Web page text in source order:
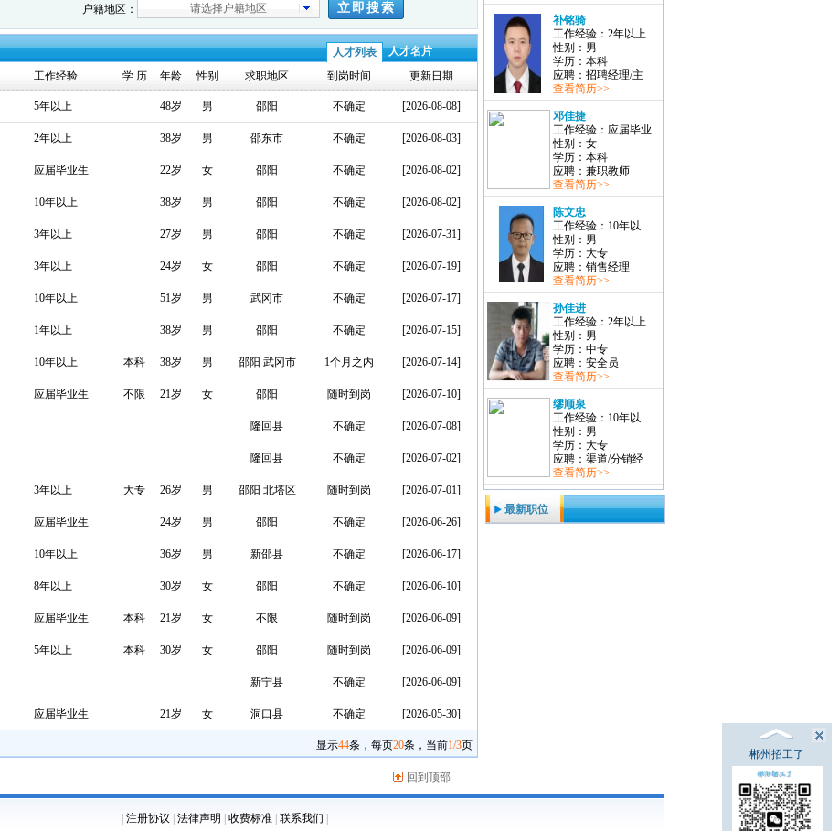
户籍地区：
人才列表
人才名片
工作经验 学 历 年龄 性别 求职地区 到岗时间 更新日期
5年以上 48岁 男 邵阳 不确定 [2026-08-08]
2年以上 38岁 男 邵东市 不确定 [2026-08-03]
应届毕业生 22岁 女 邵阳 不确定 [2026-08-02]
10年以上 38岁 男 邵阳 不确定 [2026-08-02]
3年以上 27岁 男 邵阳 不确定 [2026-07-31]
3年以上 24岁 女 邵阳 不确定 [2026-07-19]
10年以上 51岁 男 武冈市 不确定 [2026-07-17]
1年以上 38岁 男 邵阳 不确定 [2026-07-15]
10年以上 本科 38岁 男 邵阳 武冈市 1个月之内 [2026-07-14]
应届毕业生 不限 21岁 女 邵阳 随时到岗 [2026-07-10]
隆回县 不确定 [2026-07-08]
隆回县 不确定 [2026-07-02]
3年以上 大专 26岁 男 邵阳 北塔区 随时到岗 [2026-07-01]
应届毕业生 24岁 男 邵阳 不确定 [2026-06-26]
10年以上 36岁 男 新邵县 不确定 [2026-06-17]
8年以上 30岁 女 邵阳 不确定 [2026-06-10]
应届毕业生 本科 21岁 女 不限 随时到岗 [2026-06-09]
5年以上 本科 30岁 女 邵阳 随时到岗 [2026-06-09]
新宁县 不确定 [2026-06-09]
应届毕业生 21岁 女 洞口县 不确定 [2026-05-30]
显示44条，每页20条，当前1/3页
回到顶部
补铭骑
工作经验：2年以上
性别：男
学历：本科
应聘：招聘经理/主
查看简历>>
邓佳捷
工作经验：应届毕业
性别：女
学历：本科
应聘：兼职教师
查看简历>>
陈文忠
工作经验：10年以
性别：男
学历：大专
应聘：销售经理
查看简历>>
孙佳进
工作经验：2年以上
性别：男
学历：中专
应聘：安全员
查看简历>>
缪顺泉
工作经验：10年以
性别：男
学历：大专
应聘：渠道/分销经
查看简历>>
最新职位
注册协议 法律声明 收费标准 联系我们
郴州招工了